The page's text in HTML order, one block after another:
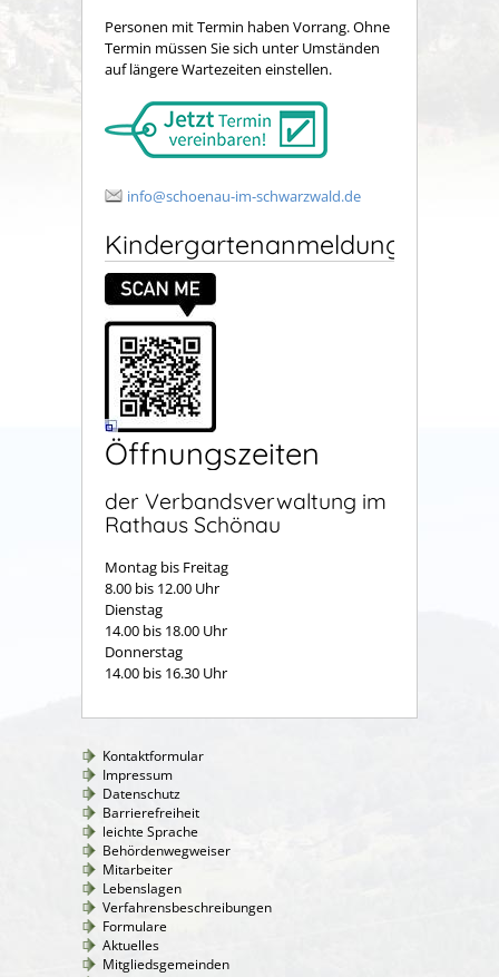
Personen mit Termin haben Vorrang. Ohne
Termin müssen Sie sich unter Umständen
auf längere Wartezeiten einstellen.
info@schoenau-im-schwarzwald.de
Kindergartenanmeldung
Öffnungszeiten
der Verbandsverwaltung im
Rathaus Schönau
Montag bis Freitag
8.00 bis 12.00 Uhr
Dienstag
14.00 bis 18.00 Uhr
Donnerstag
14.00 bis 16.30 Uhr
Kontaktformular
Impressum
Datenschutz
Barrierefreiheit
leichte Sprache
Behördenwegweiser
Mitarbeiter
Lebenslagen
Verfahrensbeschreibungen
Formulare
Aktuelles
Mitgliedsgemeinden